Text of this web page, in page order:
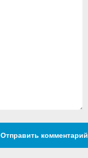
Отправить комментарий